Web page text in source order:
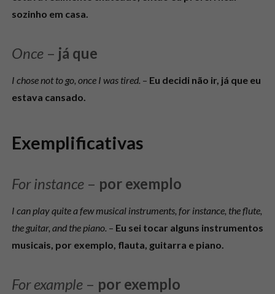
sozinho em casa.
Once – já que
I chose not to go, once I was tired. – Eu decidi não ir, já que eu
estava cansado.
Exemplificativas
For instance– por exemplo
I can play quite a few musical instruments, for instance, the flute,
the guitar, and the piano. – Eu sei tocar alguns instrumentos
musicais, por exemplo, flauta, guitarra e piano.
For example – por exemplo